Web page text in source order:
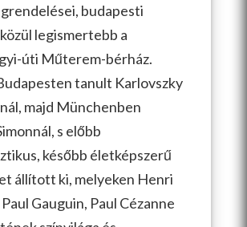
budapesti
legismertebb a
úti Műterem-bérház.
tanult Karlovszky
majd Münchenben
s előbb
később életképszerű
állított ki, melyeken Henri
Gauguin, Paul Cézanne